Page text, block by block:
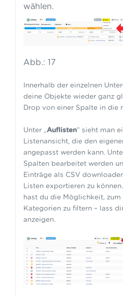
wählen.
Abb.: 17
Innerhalb der einzelnen
deine Objekte wieder ganz
Drop von einer Spalte in die
Unter „Auflisten“ sieht man
Listenansicht, die den
angepasst werden kann.
Spalten bearbeitet werden
Einträge als CSV
Listen exportieren zu
hast du die Möglichkeit, zum
Kategorien zu filtern – lass
anzeigen.